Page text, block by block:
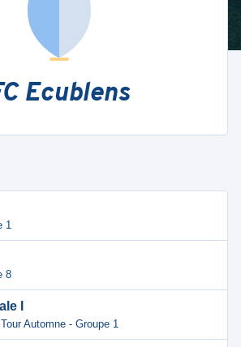
Ecublens
1
8
I
Automne - Groupe 1